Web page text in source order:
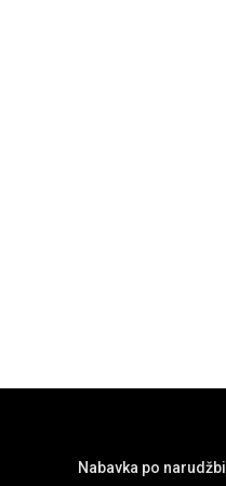
Nabavka po narudžbi